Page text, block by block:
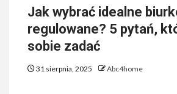
Jak wybrać idealne
regulowane? 5 pytań,
sobie zadać
31 sierpnia, 2025 Abc4home